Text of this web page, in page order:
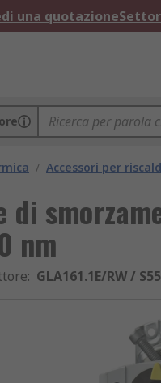
una quotazione
/ Accessori per
di
nm
: GLA161.1E/RW /